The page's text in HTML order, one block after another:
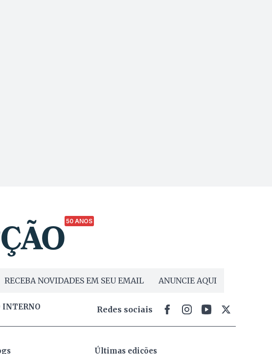
50 ANOS
RECEBA NOVIDADES EM SEU EMAIL ANUNCIE AQUI
INTERNO Redes sociais
Últimas edições